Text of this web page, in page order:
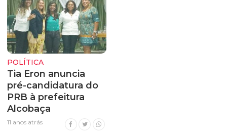
POLÍTICA
Tia Eron anuncia
pré-candidatura do
PRB à prefeitura
Alcobaça
11 anos atrás